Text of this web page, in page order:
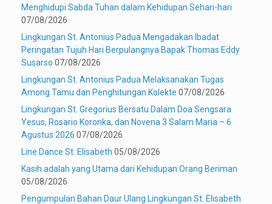
Menghidupi Sabda Tuhan dalam Kehidupan Sehari-hari
07/08/2026
Lingkungan St. Antonius Padua Mengadakan Ibadat
Peringatan Tujuh Hari Berpulangnya Bapak Thomas Eddy
Susarso 07/08/2026
Lingkungan St. Antonius Padua Melaksanakan Tugas
Among Tamu dan Penghitungan Kolekte 07/08/2026
Lingkungan St. Gregorius Bersatu Dalam Doa Sengsara
Yesus, Rosario Koronka, dan Novena 3 Salam Maria – 6
Agustus 2026 07/08/2026
Line Dance St. Elisabeth 05/08/2026
Kasih adalah yang Utama dari Kehidupan Orang Beriman
05/08/2026
Pengumpulan Bahan Daur Ulang Lingkungan St. Elisabeth